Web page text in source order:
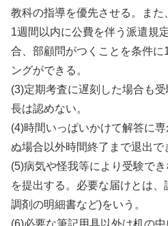
教科の指導を優先させる。ま
1週間以内に公費を伴う派遣規
合、部顧問がつくことを条件に
ングができる。
(3)定期考査に遅刻した場合も
長は認めない。
(4)時間いっぱいかけて解答に
ぬ場合以外時間終了まで退出で
(5)病気や怪我等により受験で
を提出する。必要な届けとは、
調剤の明細書など)をいう。
(6)必要な筆記用具以外は机の